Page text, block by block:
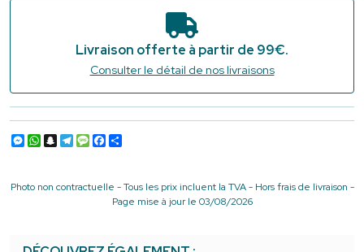
Livraison offerte à partir de 99€.
Consulter le détail de nos livraisons
Messenger
WhatsApp
Snapchat
Telegram
Message
Facebook
Photo non contractuelle - Tous les prix incluent la TVA - Hors frais de livraison -
Page mise à jour le 03/08/2026